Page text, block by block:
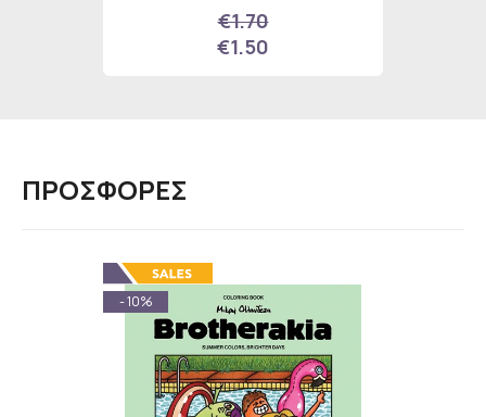
€1.70
€1.50
ΠΡΟΣΦΟΡΕΣ
- 10%